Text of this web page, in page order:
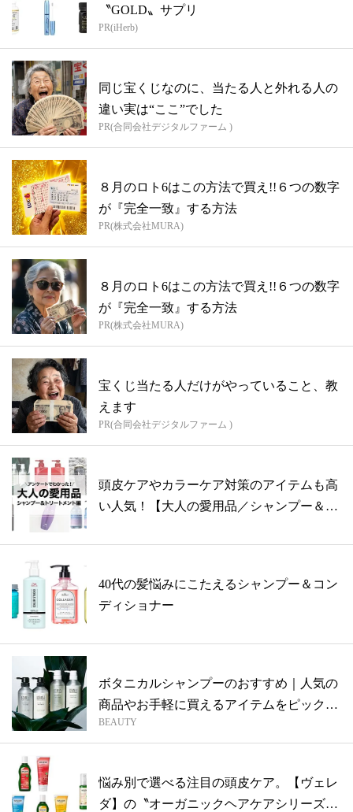
〝GOLD〟サプリ
PR(iHerb)
同じ宝くじなのに、当たる人と外れる人の
違い実は“ここ”でした
PR(合同会社デジタルファーム )
８月のロト6はこの方法で買え!!６つの数字
が『完全一致』する方法
PR(株式会社MURA)
８月のロト6はこの方法で買え!!６つの数字
が『完全一致』する方法
PR(株式会社MURA)
宝くじ当たる人だけがやっていること、教
えます
PR(合同会社デジタルファーム )
頭皮ケアやカラーケア対策のアイテムも高
い人気！【大人の愛用品／シャンプー＆ト
40代の髪悩みにこたえるシャンプー＆コン
ディショナー
ボタニカルシャンプーのおすすめ｜人気の
商品やお手軽に買えるアイテムをピックア
ップ
BEAUTY
悩み別で選べる注目の頭皮ケア。【ヴェレ
ダ】の〝オーガニックヘアケアシリーズ〟